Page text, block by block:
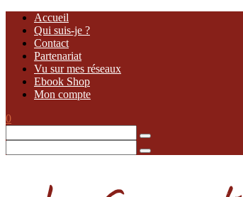
Accueil
Qui suis-je ?
Contact
Partenariat
Vu sur mes réseaux
Ebook Shop
Mon compte
0